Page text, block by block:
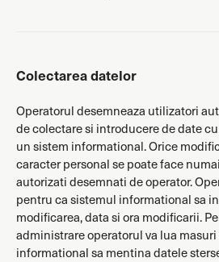
Colectarea datelor
Operatorul desemneaza utilizatori
de colectare si introducere de date
un sistem informational. Orice
caracter personal se poate face
autorizati desemnati de operator.
pentru ca sistemul informational sa
modificarea, data si ora modificarii.
administrare operatorul va lua
informational sa mentina datele